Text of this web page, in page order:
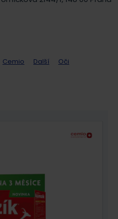
Cemio Další
Oči